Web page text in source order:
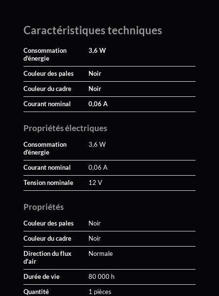
Caractéristiques techniques
Consommation
d'énergie
3,6 W
Couleur des pales Noir
Couleur du cadre Noir
Courant nominal 0,06 A
Propriétés électriques
Consommation
d'énergie
3,6 W
Courant nominal 0,06 A
Tension nominale 12 V
Propriétés
Couleur des pales Noir
Couleur du cadre Noir
Direction du flux
d'air
Normale
Durée de vie 80 000 h
Quantité 1 pièces